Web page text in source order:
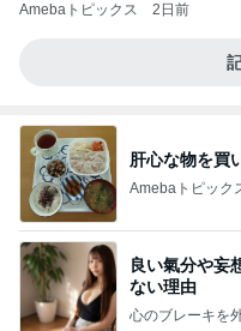
Amebaトピックス 2日前
肝心な物を買
Amebaトピック
良い氣分や妄
ない理由
心のブレーキを